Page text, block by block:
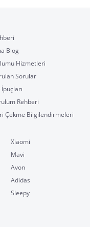
Blog
Hizmetleri
Sorular
Rehberi
Çekme Bilgilendirmeleri
Xiaomi
Mavi
Avon
Adidas
Sleepy